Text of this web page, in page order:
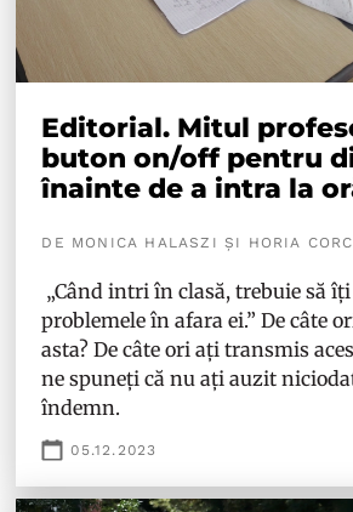
Editorial. Mitul
buton on/off pentru
înainte de a intra la
DE MONICA HALASZI ȘI HORIA
„Când intri în clasă, trebuie să
problemele în afara ei.” De câte
asta? De câte ori ați transmis
ne spuneți că nu ați auzit
îndemn.
05.12.2023